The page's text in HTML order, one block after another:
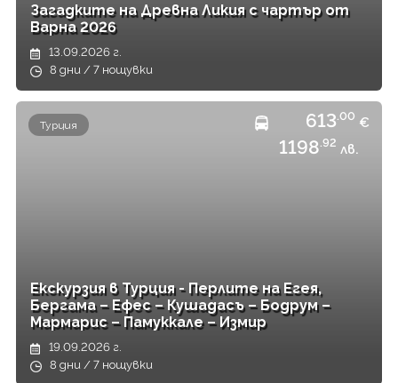
Загадките на Древна Ликия с чартър от
Варна 2026
13.09.2026 г.
8 дни / 7 нощувки
Турция 613.00 €
1198.92 лв.
Екскурзия в Турция - Перлите на Егея,
Бергама – Ефес – Кушадасъ – Бодрум –
Мармарис – Памуккале – Измир
19.09.2026 г.
8 дни / 7 нощувки